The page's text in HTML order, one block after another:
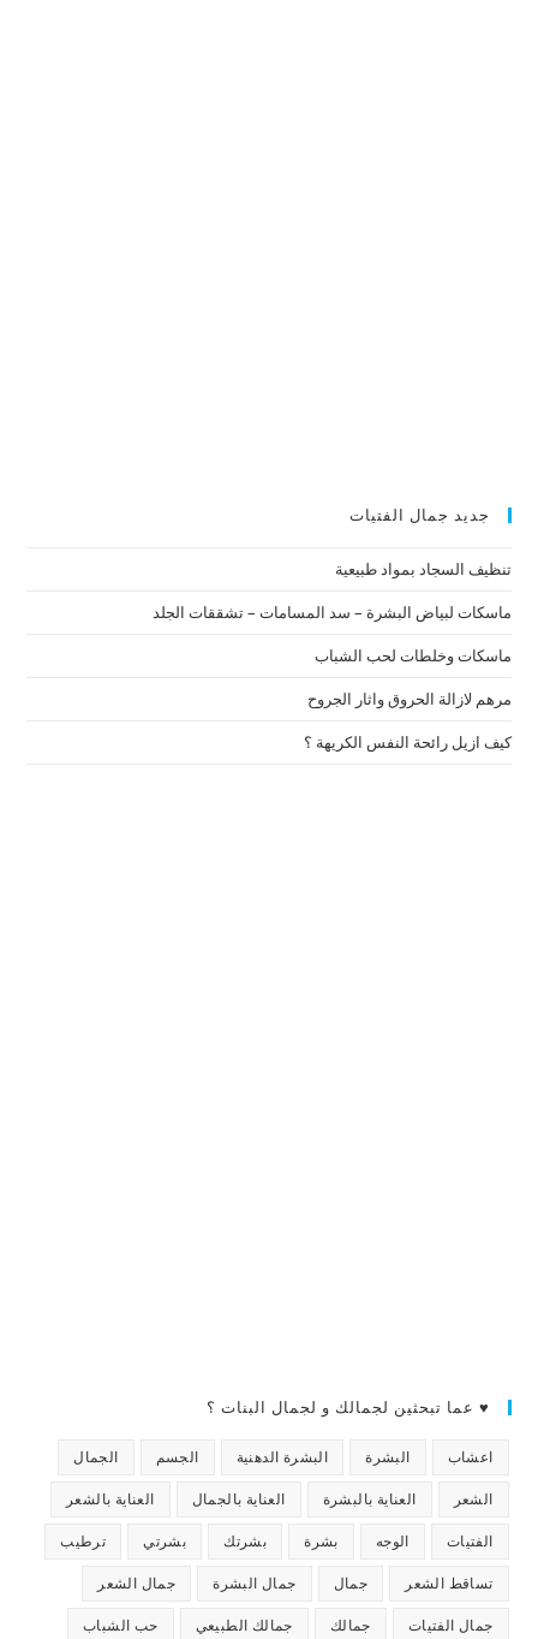
جديد جمال الفتيات
تنظيف السجاد بمواد طبيعية
ماسكات لبياض البشرة – سد المسامات – تشققات الجلد
ماسكات وخلطات لحب الشباب
مرهم لازالة الحروق واثار الجروح
كيف ازيل رائحة النفس الكريهة ؟
♥ عما تبحثين لجمالك و لجمال البنات ؟
اعشاب البشرة البشرة الدهنية الجسم الجمال
الشعر العناية بالبشرة العناية بالجمال العناية بالشعر
الفتيات الوجه بشرة بشرتك بشرتي ترطيب
تساقط الشعر جمال جمال البشرة جمال الشعر
جمال الفتيات جمالك جمالك الطبيعي حب الشباب